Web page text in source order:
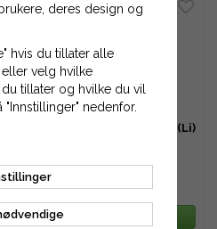
Kilereim B165 - 4191 mm (Li)
581 kr
LEGG TIL HANDLEKURV
deres design og
hvis du tillater alle
velg hvilke
tillater og hvilke du vil
"Innstillinger" nedenfor.